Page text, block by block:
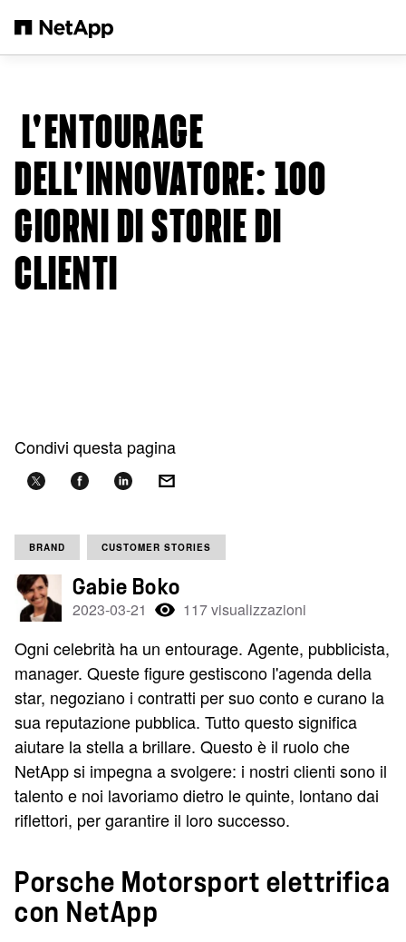
L'ENTOURAGE
DELL'INNOVATORE: 100
GIORNI DI STORIE DI
CLIENTI
Condivi questa pagina
BRAND CUSTOMER STORIES
Gabie Boko
2023-03-21 117 visualizzazioni
Ogni celebrità ha un entourage. Agente, pubblicista,
manager. Queste figure gestiscono l'agenda della
star, negoziano i contratti per suo conto e curano la
sua reputazione pubblica. Tutto questo significa
aiutare la stella a brillare. Questo è il ruolo che
NetApp si impegna a svolgere: i nostri clienti sono il
talento e noi lavoriamo dietro le quinte, lontano dai
riflettori, per garantire il loro successo.
Porsche Motorsport elettrifica
con NetApp